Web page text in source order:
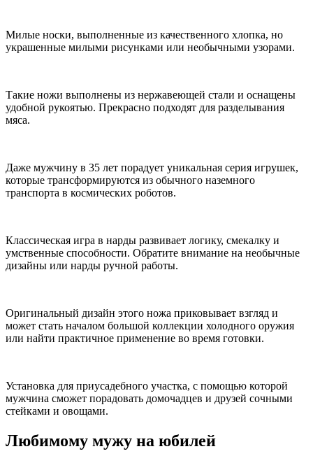
Милые носки, выполненные из качественного хлопка, но
украшенные милыми рисунками или необычными узорами.
Такие ножи выполнены из нержавеющей стали и оснащены
удобной рукоятью. Прекрасно подходят для разделывания
мяса.
Даже мужчину в 35 лет порадует уникальная серия игрушек,
которые трансформируются из обычного наземного
транспорта в космических роботов.
Классическая игра в нарды развивает логику, смекалку и
умственные способности. Обратите внимание на необычные
дизайны или нарды ручной работы.
Оригинальный дизайн этого ножа приковывает взгляд и
может стать началом большой коллекции холодного оружия
или найти практичное применение во время готовки.
Установка для приусадебного участка, с помощью которой
мужчина сможет порадовать домочадцев и друзей сочными
стейками и овощами.
Любимому мужу на юбилей